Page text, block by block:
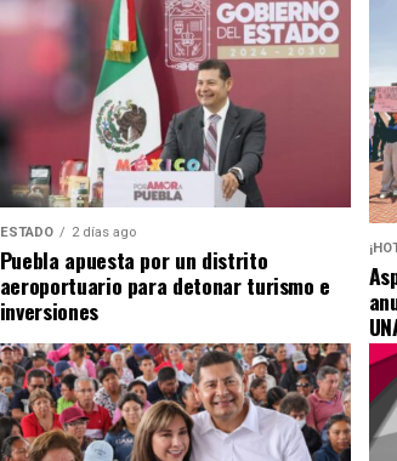
ESTADO 2 días ago
Puebla apuesta por un distrito
aeroportuario para detonar turismo e
inversiones